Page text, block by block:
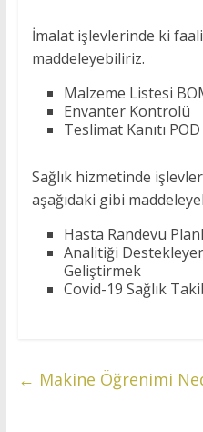
İmalat işlevlerinde ki
maddeleyebiliriz.
Malzeme Listesi
Envanter Kontrolü
Teslimat Kanıtı POD
Sağlık hizmetinde
aşağıdaki gibi
Hasta Randevu
Analitiği
Geliştirmek
Covid-19 Sağlık
← Makine Öğrenimi